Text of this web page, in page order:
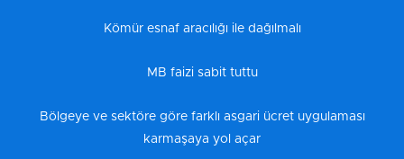
Kömür esnaf aracılığı ile dağılmalı
MB faizi sabit tuttu
Bölgeye ve sektöre göre farklı asgari ücret uygulaması
karmaşaya yol açar